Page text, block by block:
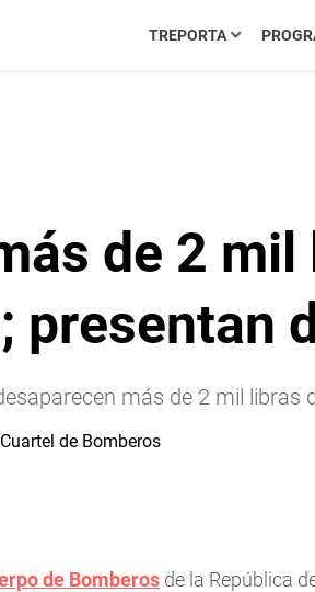
TREPORTA
de 2
presentan
más de 2 mil
de Bomberos de la República